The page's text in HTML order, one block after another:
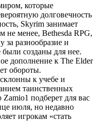
которые
долговечность
Skyrim занимает
не менее, Bethesda RPG,
за разнообразие и
созданы для нее.
дополнение к The Elder
обороты.
к учебе и
таинственных
подберет для вас
июля, но недавно
игрокам «стать